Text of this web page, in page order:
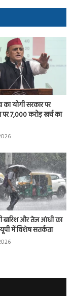
योगी सरकार पर
पर 7,000 करोड़ खर्च का
बारिश और तेज आंधी का
में विशेष सतर्कता